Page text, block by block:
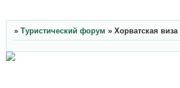
» Туристический форум » Хорватская виза